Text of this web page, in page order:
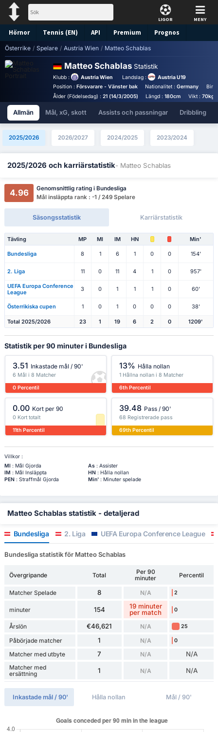
LIGOR MENY
Hörnor Tennis (EN) API Premium Prognos
Österrike / Spelare / Austria Wien / Matteo Schablas
Matteo Schablas Statistik
Klubb : Austria Wien Landslag :
Austria U19
Position : Försvarare - Vänster bak Nationalitet :Germany
Ålder (Födelsedag) : 21 (14/3/2005) Längd :180cm Vikt : 70kg
Allmän Mål, xG, skott Assists och passningar Dribbling
2025/2026 2026/2027 2024/2025 2023/2024
2025/2026 och karriärstatistik- Matteo Schablas
4.96
Genomsnittlig rating i Bundesliga
Mål insläppta rank : -1 / 249 Spelare
Säsongsstatistik Karriärstatistik
Tävling MP Ml IM HN Min'
Bundesliga 8 1 6 1 0 0 154'
2. Liga 11 0 11 4 1 0 957'
UEFA Europa Conference
League
3 0 1 1 1 0 60'
Österrikiska cupen 1 0 1 0 0 0 38'
Total 2025/2026 23 1 19 6 2 0 1209'
Statistik per 90 minuter i Bundesliga
3.51 Inkastade mål / 90'
6 Mål i 8 Matcher
0 Percentil
13% Hålla nollan
1 Hållna nollan i 8 Matcher
6th Percentil
0.00 Kort per 90
0 Kort totalt
11th Percentil
39.48 Pass / 90'
68 Registrerade pass
69th Percentil
Villkor :
Ml : Mål Gjorda As: Assister
IM : Mål Insläppta HN: Hålla nollan
PEN: Straffmål Gjorda Min': Minuter spelade
Matteo Schablas statistik - detaljerad
Bundesliga 2. Liga UEFA Europa Conference League
Bundesliga statistik för Matteo Schablas
Övergripande Total
Per 90
minuter
Percentil
Matcher Spelade 8 N/A 2
minuter 154
19 minuter
per match
0
Årslön €46,621 N/A 25
Påbörjade matcher 1 N/A 0
Matcher med utbyte 7 N/A N/A
Matcher med
ersättning
1 N/A N/A
Inkastade mål / 90' Hålla nollan Mål / 90'